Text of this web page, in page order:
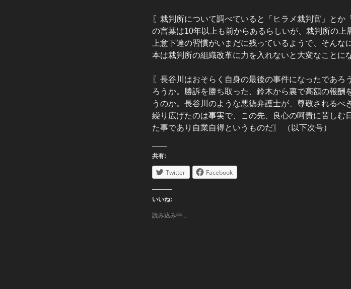
〖裁判所について調べていると「ヒラメ裁判官」とか
の言葉は10年以上も前からあるらしいが、裁判所の
上意下達の習慣がいまだに残っているようで、そん
本は裁判所の組織改革に力を入れないと大変なことに
〖長谷川はおそらく自身の最後の事件になったであ
ろうか。勝訴を勝ち取った、鈴木から裏で高額の報
うのか。長谷川のような悪徳弁護士が、尊敬される
繰り広げたのは事実で、この先、良心の呵責に苦しむ
た事であり自業自得というものだ〗 （以下次号）
共有:
Twitter Facebook
いいね:
読み込み中...